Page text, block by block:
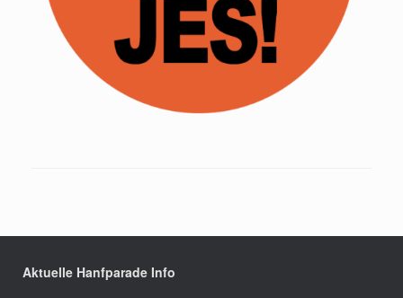
Aktuelle Hanfparade Info